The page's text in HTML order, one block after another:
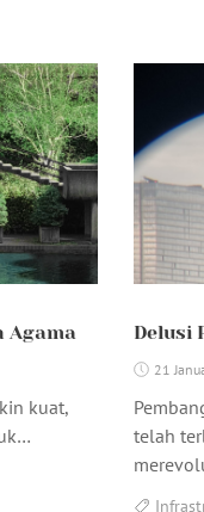
Agama
kuat,
Delusi
21
telah